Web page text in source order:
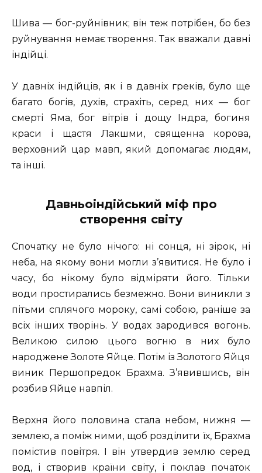
Шива — бог-руйнівник; він теж потрібен, бо без
руйнування немає творення. Так вважали давні
індійці.
У давніх індійців, як і в давніх греків, було ще
багато богів, духів, страхіть, серед них — бог
смерті Яма, бог вітрів і дощу Індра, богиня
краси і щастя Лакшми, священна корова,
верховний цар мавп, який допомагає людям,
та інші.
Давньоіндійський міф про
створення світу
Спочатку не було нічого: ні сонця, ні зірок, ні
неба, на якому вони могли з’явитися. Не було і
часу, бо нікому було відміряти його. Тільки
води простирались безмежно. Вони виникли з
пітьми сплячого мороку, самі собою, раніше за
всіх інших творінь. У водах зародився вогонь.
Великою силою цього вогню в них було
народжене Золоте Яйце. Потім із Золотого Яйця
виник Першопредок Брахма. З’явившись, він
розбив Яйце навпіл.
Верхня його половина стала небом, нижня —
землею, а поміж ними, щоб розділити їх, Брахма
помістив повітря. І він утвердив землю серед
вод, і створив країни світу, і поклав початок